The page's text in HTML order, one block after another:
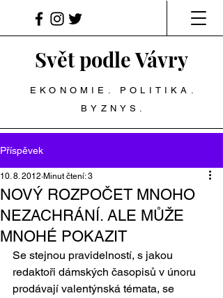
Svět podle Vávry
EKONOMIE. POLITIKA.
BYZNYS.
Příspěvek
NOVÝ ROZPOČET MNOHO
NEZACHRÁNÍ. ALE MŮŽE
MNOHÉ POKAZIT
10. 8. 2012 Minut čtení: 3
Se stejnou pravidelností, s jakou
redaktoři dámských časopisů v únoru
prodávají valentýnská témata, se